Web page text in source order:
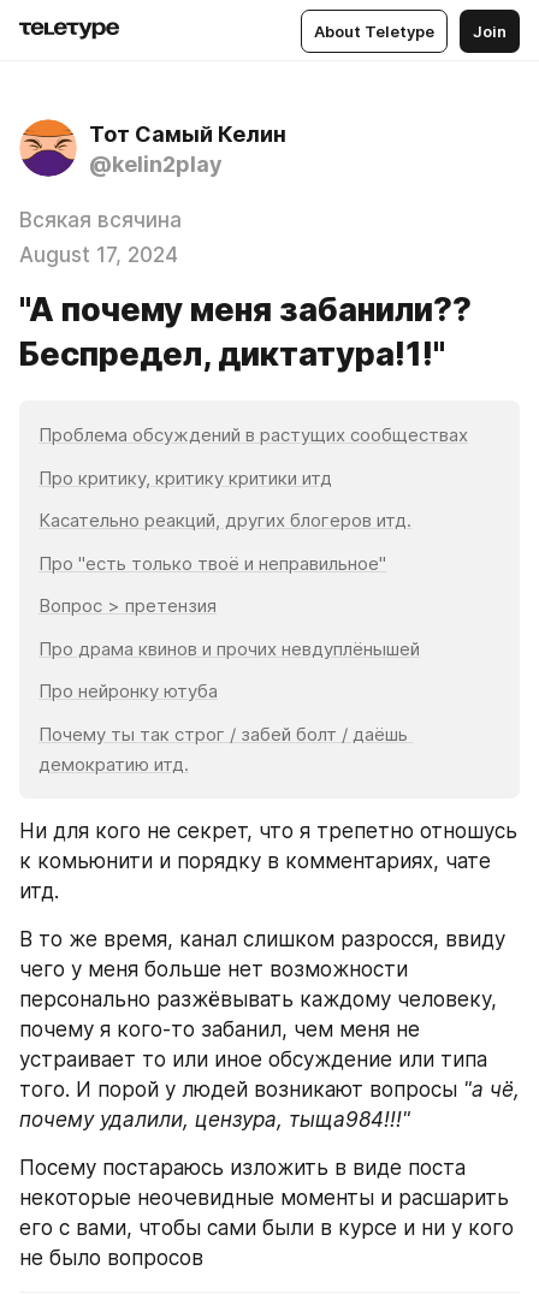
About Teletype Join
Тот Самый Келин
@kelin2play
Всякая всячина
August 17, 2024
"А почему меня забанили??
Беспредел, диктатура!1!"
Проблема обсуждений в растущих сообществах
Про критику, критику критики итд
Касательно реакций, других блогеров итд.
Про "есть только твоё и неправильное"
Вопрос > претензия
Про драма квинов и прочих невдуплёнышей
Про нейронку ютуба
Почему ты так строг / забей болт / даёшь
демократию итд.
Ни для кого не секрет, что я трепетно отношусь
к комьюнити и порядку в комментариях, чате
итд.
В то же время, канал слишком разросся, ввиду
чего у меня больше нет возможности
персонально разжёвывать каждому человеку,
почему я кого-то забанил, чем меня не
устраивает то или иное обсуждение или типа
того. И порой у людей возникают вопросы "а чё,
почему удалили, цензура, тыща984!!!"
Посему постараюсь изложить в виде поста
некоторые неочевидные моменты и расшарить
его с вами, чтобы сами были в курсе и ни у кого
не было вопросов